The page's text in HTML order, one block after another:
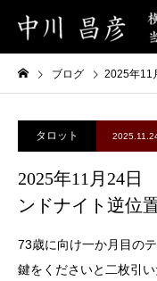
ブログ 2025年11
タロット
2025年11月24
ンドナイト逆位
73歳に向け一か月目の
鍵をくださいと二枚引